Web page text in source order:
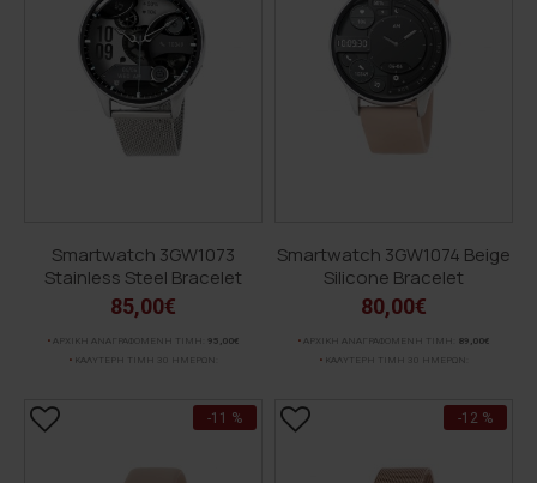
Smartwatch 3GW1073
Stainless Steel Bracelet
85,00€
ΑΡΧΙΚΗ ΑΝΑΓΡΑΦΟΜΕΝΗ ΤΙΜΗ:
95,00€
ΚΑΛΥΤΕΡΗ ΤΙΜΗ 30 ΗΜΕΡΩΝ:
Smartwatch 3GW1074 Beige
Silicone Bracelet
80,00€
ΑΡΧΙΚΗ ΑΝΑΓΡΑΦΟΜΕΝΗ ΤΙΜΗ:
89,00€
ΚΑΛΥΤΕΡΗ ΤΙΜΗ 30 ΗΜΕΡΩΝ:
-11 % -12 %